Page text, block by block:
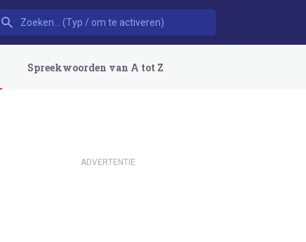
Spreekwoorden van A tot Z
ADVERTENTIE